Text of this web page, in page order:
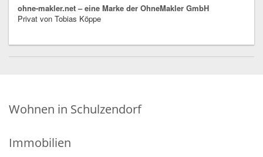
ohne-makler.net – eine Marke der OhneMakler GmbH
Privat von Tobias Köppe
Wohnen in Schulzendorf
Immobilien